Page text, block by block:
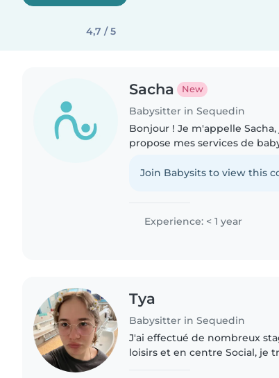
4,7 / 5
Sacha New
Babysitter in Sequedin
Bonjour ! Je m'appelle
propose mes services de
du temps avec les enfants..
Join Babysits to view this
Experience: < 1 year
Tya
Babysitter in Sequedin
J'ai effectué de nombreux
loisirs et en centre Social, je